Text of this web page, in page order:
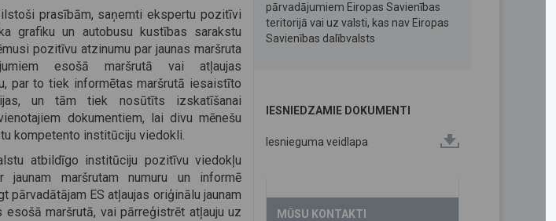
prasībām, saņemti ekspertu pozitīvi
grafiku un autobusu kustības sarakstu
pozitīvu atzinumu par jaunas maršruta
esošā maršrutā vai atļaujas
par to tiek informētas maršrutā iesaistīto
un tām tiek nosūtīts izskatīšanai
dokumentiem, lai divu mēnešu
kompetento institūciju viedokli.
atbildīgo institūciju pozitīvu viedokļu
jaunam maršrutam numuru un informē
pārvadātājam ES atļaujas oriģinālu jaunam
maršrutā, vai pārreģistrēt atļauju uz
pārvadājumiem Eiropas Savienības
teritorijā vai uz valsti, kas nav Eiropas
Savienības dalībvalsts
IESNIEDZAMIE DOKUMENTI
Iesnieguma veidlapa
MŪSU KONTAKTI